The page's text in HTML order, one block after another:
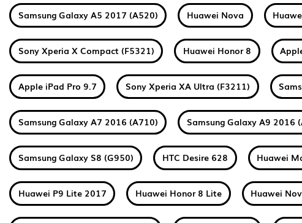
Samsung Galaxy A5 2017 (A520) Huawei Nova
Sony Xperia X Compact (F5321) Huawei Honor 8
Apple iPad Pro 9.7 Sony Xperia XA Ultra (F3211)
Samsung Galaxy A7 2016 (A710) Samsung Galaxy A9 2016
Samsung Galaxy S8 (G950) HTC Desire 628 Huawei
Huawei P9 Lite 2017 Huawei Honor 8 Lite Huawei